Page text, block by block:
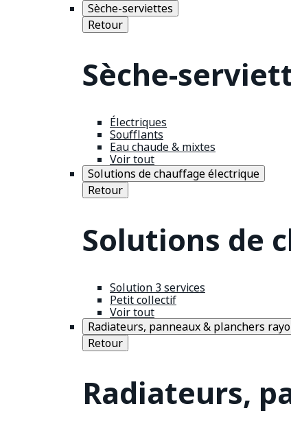
Sèche-serviettes
Retour
Sèche-
Électriques
Soufflants
Eau chaude & mixtes
Voir tout
Solutions de chauffage électrique
Retour
Solutions de
Solution 3 services
Petit collectif
Voir tout
Radiateurs, panneaux & planchers
Retour
Radiateurs,